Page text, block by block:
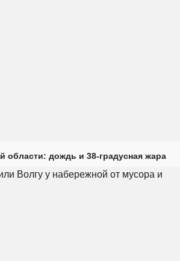
области: дождь и 38-градусная жара